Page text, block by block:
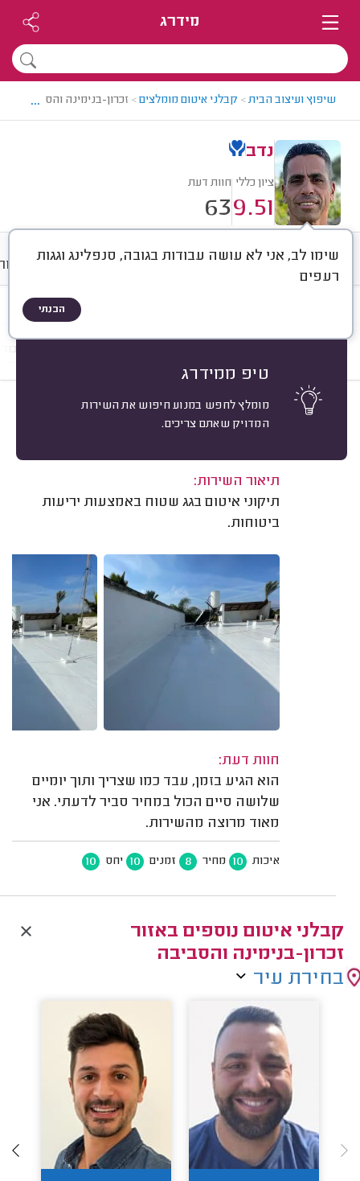
מידרג
שיפוץ ועיצוב הבית> קבלני איטום מומלצים> זכרון-בנימינה והסביבה >
...
נדב
ציון כללי
9.51
חוות דעת
63
שימו לב, אני לא עושה עבודות בגובה, סנפלינג וגגות
רעפים
הבנתי
טיפ ממידרג
מומלץ לחפש במנוע חיפוש את השירות
המדויק שאתם צריכים.
חוות דעת ממוצע גלריה
יורם רומם, חדרה.
אשרור: 19/09/2025
תיאור השירות:
תיקוני איטום בגג שטוח באמצעות יריעות
ביטוחות.
חוות דעת:
הוא הגיע בזמן, עבד כמו שצריך ותוך יומיים
שלושה סיים הכול במחיר סביר לדעתי. אני
מאוד מרוצה מהשירות.
איכות 10 מחיר 8 זמנים 10 יחס 10
קבלני איטום נוספים באזור
זכרון-בנימינה והסביבה
בחירת עיר